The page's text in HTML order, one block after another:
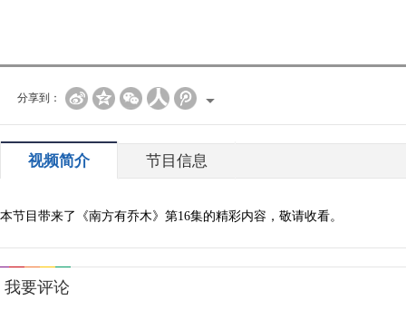
分享到：
视频简介 节目信息
本节目带来了《南方有乔木》第16集的精彩内容，敬请收看。